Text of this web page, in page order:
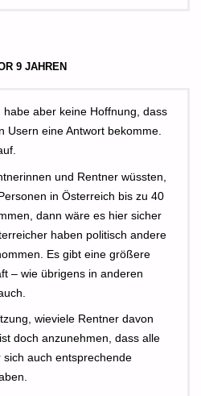
9 JAHREN
aber keine Hoffnung, dass
Usern eine Antwort bekomme.
und Rentner wüssten,
in Österreich bis zu 40
dann wäre es hier sicher
haben politisch andere
Es gibt eine größere
– wie übrigens in anderen
wieviele Rentner davon
doch anzunehmen, dass alle
auch entsprechende